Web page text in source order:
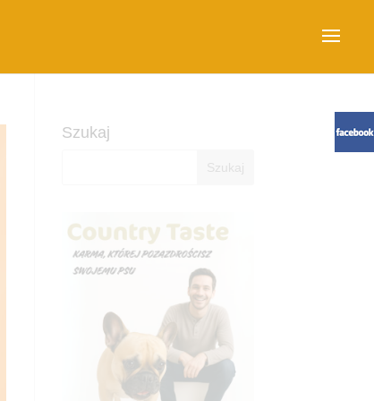
Szukaj